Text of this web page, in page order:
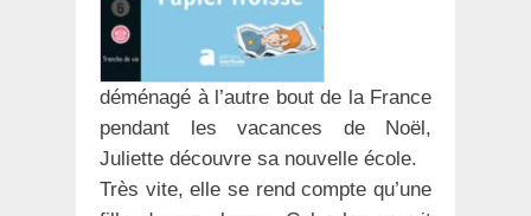
déménagé à l’autre bout de la France
pendant les vacances de Noël,
Juliette découvre sa nouvelle école.
Très vite, elle se rend compte qu’une